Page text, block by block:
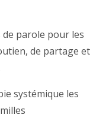
de parole pour les
de partage et
systémique les